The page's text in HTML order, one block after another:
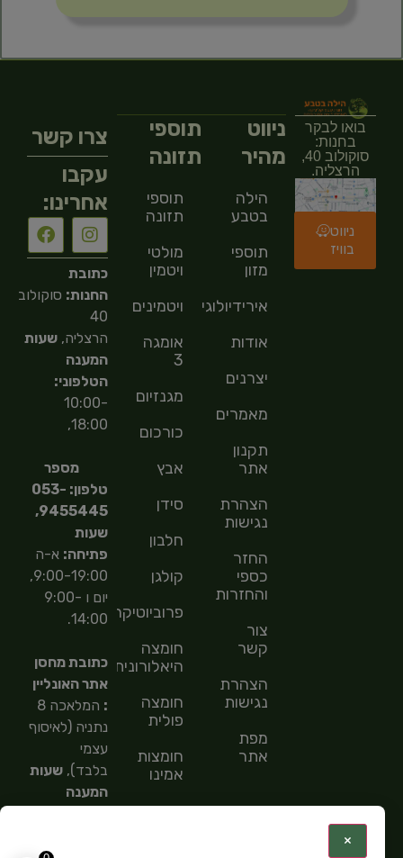
בואו לבקר
בחנות:
סוקולוב 40,
הרצליה.
ניווט
בוויז
ניווט
מהיר
הילה
בטבע
תוספי
מזון
אירידיולוגיה
אודות
יצרנים
מאמרים
תקנון
אתר
הצהרת
נגישות
החזר
כספי
והחזרות
צור
קשר
הצהרת
נגישות
מפת
אתר
תוספי
תזונה
תוספי
תזונה
מולטי
ויטמין
ויטמינים
אומגה
3
מגנזיום
כורכום
אבץ
סידן
חלבון
קולגן
פרוביוטיקה
חומצה
היאלורונית
חומצה
פולית
חומצות
אמינו
חומצות
צרו קשר
עקבו
אחרינו:
כתובת
החנות: סוקולוב
40
הרצליה,שעות
המענה
הטלפוני:
10:00-
18:00,
מספר
טלפון: 053-
9455445,
שעות
פתיחה: א-ה
9:00-19:00,
יום ו 9:00-
14:00.
כתובת מחסן
אתר האונליין
:
המלאכה 8
נתניה (לאיסוף
עצמי
בלבד),שעות
המענה
×